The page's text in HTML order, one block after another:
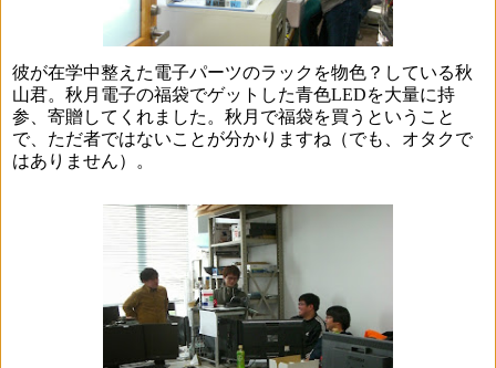
彼が在学中整えた電子パーツのラックを物色？している秋
山君。秋月電子の福袋でゲットした青色LEDを大量に持
参、寄贈してくれました。秋月で福袋を買うということ
で、ただ者ではないことが分かりますね（でも、オタクで
はありません）。